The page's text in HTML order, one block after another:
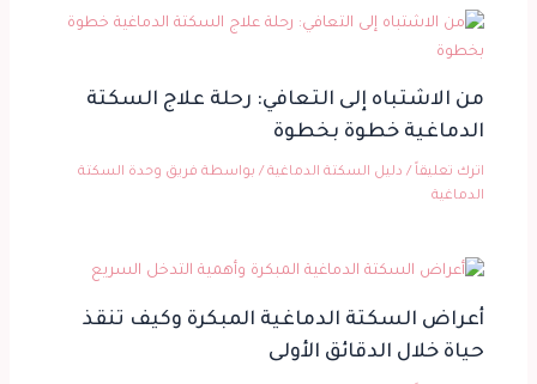
من الاشتباه إلى التعافي: رحلة علاج السكتة
الدماغية خطوة بخطوة
اترك تعليقاً / دليل السكتة الدماغية / بواسطة فريق وحدة السكتة
الدماغية
أعراض السكتة الدماغية المبكرة وكيف تنقذ
حياة خلال الدقائق الأولى